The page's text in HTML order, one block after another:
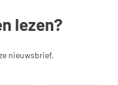
lezen?
nieuwsbrief.